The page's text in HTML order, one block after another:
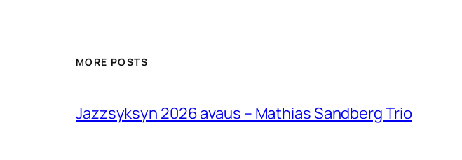
MORE POSTS
Jazzsyksyn 2026 avaus – Mathias Sandberg Trio